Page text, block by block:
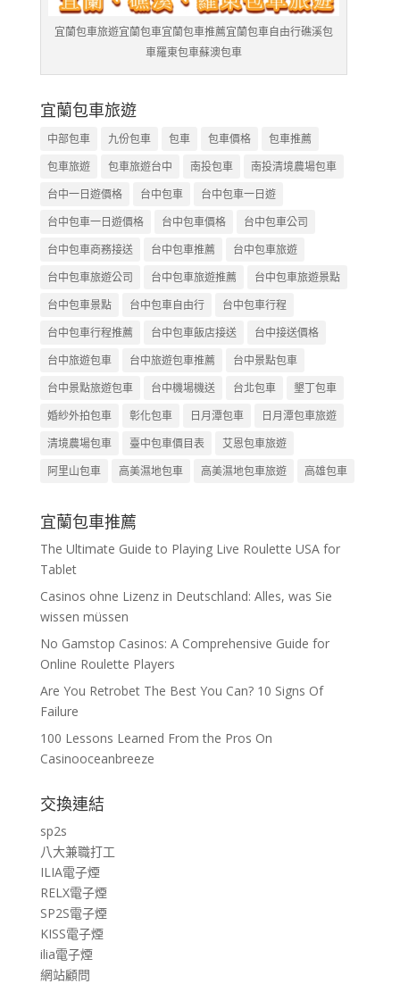
宜蘭包車旅遊宜蘭包車宜蘭包車推薦宜蘭包車自由行礁溪包
車羅東包車蘇澳包車
宜蘭包車旅遊
中部包車 九份包車 包車 包車價格
包車推薦
包車旅遊
包車旅遊台中 南投包車
南投清境農場包車
台中一日遊價格
台中包車
台中包車一日遊
台中包車一日遊價格
台中包車價格
台中包車公司
台中包車商務接送
台中包車推薦
台中包車旅遊
台中包車旅遊公司
台中包車旅遊推薦
台中包車旅遊景點
台中包車景點
台中包車自由行
台中包車行程
台中包車行程推薦
台中包車飯店接送
台中接送價格
台中旅遊包車
台中旅遊包車推薦
台中景點包車
台中景點旅遊包車
台中機場機送 台北包車
墾丁包車
婚紗外拍包車
彰化包車 日月潭包車
日月潭包車旅遊
清境農場包車
臺中包車價目表
艾恩包車旅遊
阿里山包車
高美濕地包車 高美濕地包車旅遊 高雄包車
宜蘭包車推薦
The Ultimate Guide to Playing Live Roulette USA for
Tablet
Casinos ohne Lizenz in Deutschland: Alles, was Sie
wissen müssen
No Gamstop Casinos: A Comprehensive Guide for
Online Roulette Players
Are You Retrobet The Best You Can? 10 Signs Of
Failure
100 Lessons Learned From the Pros On
Casinooceanbreeze
交換連結
sp2s
八大兼職打工
ILIA電子煙
RELX電子煙
SP2S電子煙
KISS電子煙
ilia電子煙
網站顧問